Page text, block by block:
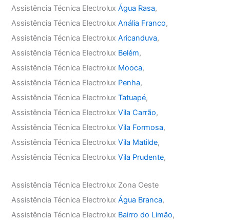
Assistência Técnica ElectroluxÁgua Rasa,
Assistência Técnica ElectroluxAnália Franco,
Assistência Técnica ElectroluxAricanduva,
Assistência Técnica Electrolux Belém,
Assistência Técnica Electrolux Mooca,
Assistência Técnica Electrolux Penha,
Assistência Técnica ElectroluxTatuapé,
Assistência Técnica ElectroluxVila Carrão,
Assistência Técnica ElectroluxVila Formosa,
Assistência Técnica ElectroluxVila Matilde,
Assistência Técnica ElectroluxVila Prudente,
Assistência Técnica Electrolux Zona Oeste
Assistência Técnica ElectroluxÁgua Branca,
Assistência Técnica Electrolux Bairro do Limão,